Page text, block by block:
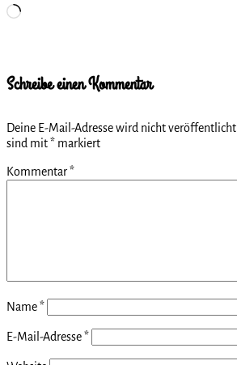
Wird
Schreibe einen Kommentar
Deine E-Mail-Adresse wird nicht veröffentlicht.
sind mit* markiert
Kommentar*
Name*
E-Mail-Adresse*